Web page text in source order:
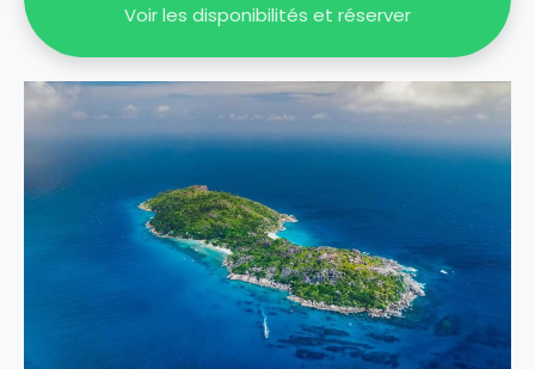
Voir les disponibilités et réserver